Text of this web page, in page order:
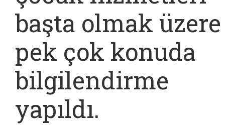
başta olmak üzere
pek çok konuda
bilgilendirme
yapıldı.